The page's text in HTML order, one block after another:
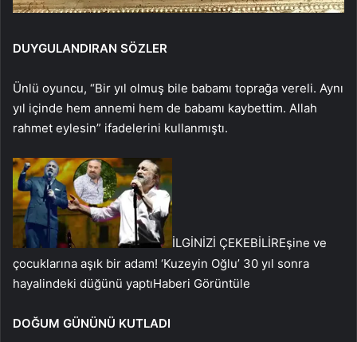
DUYGULANDIRAN SÖZLER
Ünlü oyuncu, “Bir yıl olmuş bile babamı toprağa vereli. Aynı
yıl içinde hem annemi hem de babamı kaybettim. Allah
rahmet eylesin” ifadelerini kullanmıştı.
İLGİNİZİ ÇEKEBİLİREşine ve
çocuklarına aşık bir adam! ‘Kuzeyin Oğlu’ 30 yıl sonra
hayalindeki düğünü yaptıHaberi Görüntüle
DOĞUM GÜNÜNÜ KUTLADI